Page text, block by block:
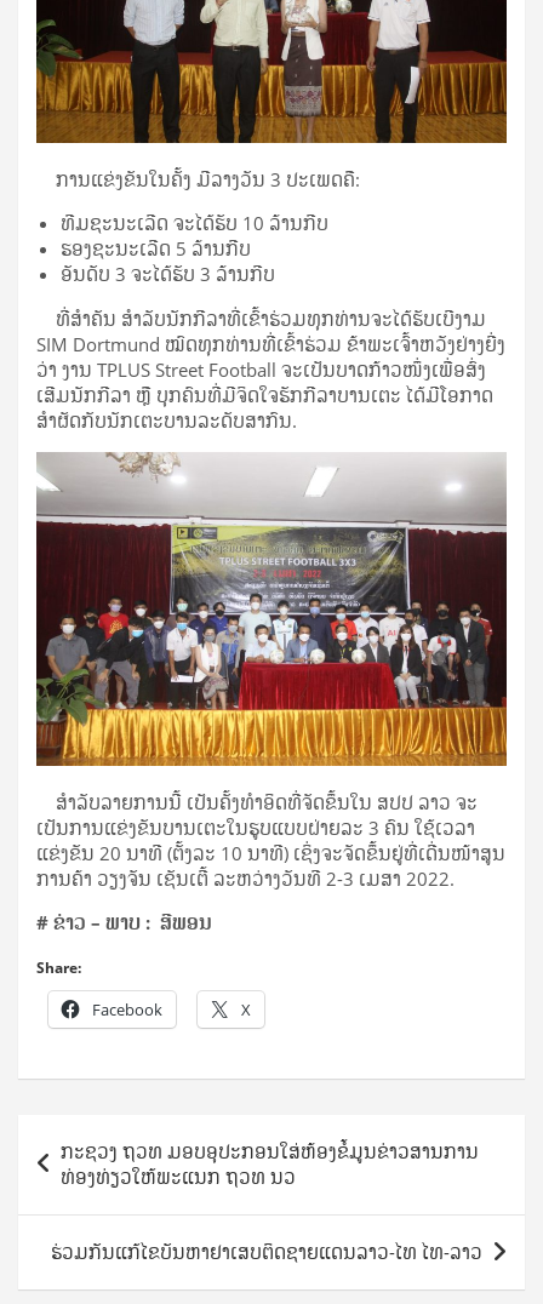
ການແຂ່ງຂັນໃນຄັ້ງ ມີລາງວັນ 3 ປະເພດຄື:
ທີມຊະນະເລີດ ຈະໄດ້ຮັບ 10 ລ້ານກີບ
ຮອງຊະນະເລີດ 5 ລ້ານກີບ
ອັນດັບ 3 ຈະໄດ້ຮັບ 3 ລ້ານກີບ
ທີ່ສຳຄັນ ສຳລັບນັກກີລາທີ່ເຂົ້າຮ່ວມທຸກທ່ານຈະໄດ້ຮັບເບີງາມ
SIM Dortmund ໝົດທຸກທ່ານທີ່ເຂົ້າຮ່ວມ ຂ້າພະເຈົ້າຫວັງຢ່າງຍີ່ງ
ວ່າ ງານ TPLUS Street Football ຈະເປັນບາດກ້າວໜຶ່ງເພື່ອສົ່ງ
ເສີມນັກກີລາ ຫຼື ບຸກຄົນທີ່ມີຈິດໃຈຮັກກີລາບານເຕະ ໄດ້ມີໂອກາດ
ສຳຜັດກັບນັກເຕະບານລະດັບສາກົນ.
ສໍາລັບລາຍການນີ້ ເປັນຄັ້ງທໍາອິດທີ່ຈັດຂຶ້ນໃນ ສປປ ລາວ ຈະ
ເປັນການແຂ່ງຂັນບານເຕະໃນຮູບແບບຝ່າຍລະ 3 ຄົນ ໃຊ້ເວລາ
ແຂ່ງຂັນ 20 ນາທີ (ຕັ້ງລະ 10 ນາທີ) ເຊິ່ງຈະຈັດຂຶ້ນຢູ່ທີ່ເດີ່ນໜ້າສູນ
ການຄ້າ ວຽງຈັນ ເຊັນເຕີ້ ລະຫວ່າງວັນທີ 2-3 ເມສາ 2022.
# ຂ່າວ – ພາບ : ສີພອນ
Share:
Facebook X
navigation
ກະຊວງ ຖວທ ມອບອຸປະກອນໃສ່ຫ້ອງຂໍ້ມູນຂ່າວສານການ
ທ່ອງທ່ຽວໃຫ້ພະແນກ ຖວທ ນວ
ຮ່ວມກັນແກ້ໄຂບັນຫາຢາເສບຕິດຊາຍແດນລາວ-ໄທ ໄທ-ລາວ